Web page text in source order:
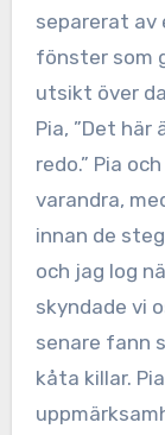
separerat av
fönster som
utsikt över
Pia, ”Det
redo.” Pia
varandra,
innan de
och jag log
skyndade vi
senare fann
kåta killar.